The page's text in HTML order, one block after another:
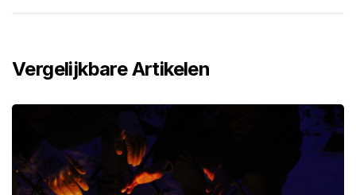
Vergelijkbare Artikelen